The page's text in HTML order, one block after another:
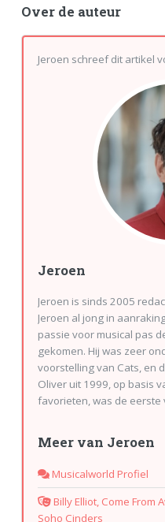
Over de auteur
Jeroen schreef dit artikel
Jeroen
Jeroen is sinds 2005
Jeroen al jong in
passie voor musical pas
gekomen. Hij was zeer
voorstelling van Cats, en
Oliver uit 1999, op basis
favorieten, was de eerste
hij meer dan 100
Musicalworld-specialist op
familievoorstellingen en
tevens de correspondent
Duitsland en Engeland
Meer van Jeroen
Musicalworld Profiel
Billy Elliot, Come From
Soho Cinders